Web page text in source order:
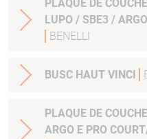
PLAQUE DE
LUPO / SBE3 /
BENELLI
BUSC HAUT VINCI
PLAQUE DE
ARGO E PRO